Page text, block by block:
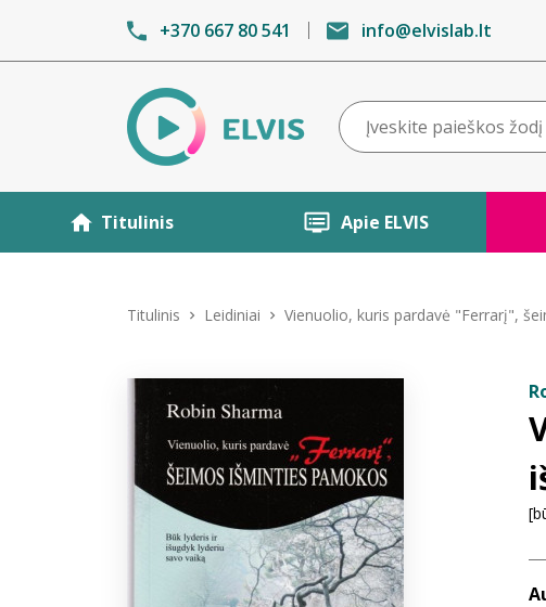
+370 667 80 541 info@elvislab.lt
Titulinis Apie ELVIS
Titulinis Leidiniai Vienuolio, kuris pardavė "Ferrarį",